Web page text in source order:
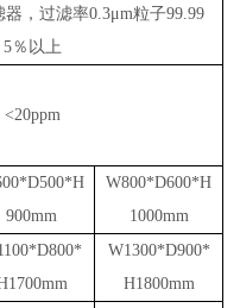
，过滤率0.3μm粒子99.99
5％以上
<20ppm
900mm
W800*D600*H
1000mm
W1300*D900*
H1800mm